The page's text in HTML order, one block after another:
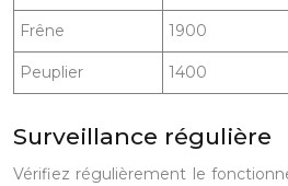
Frêne 1900
Peuplier 1400
Surveillance régulière
Vérifiez régulièrement le